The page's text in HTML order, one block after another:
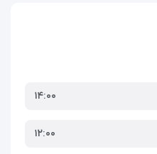
۱۴:۰۰
۱۲:۰۰